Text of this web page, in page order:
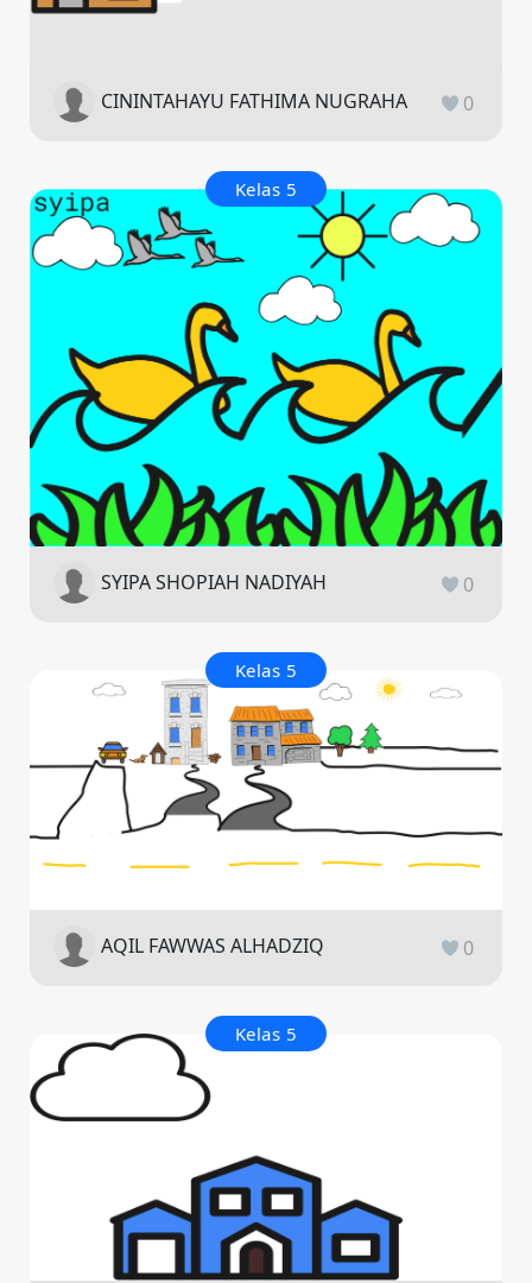
CININTAHAYU FATHIMA NUGRAHA 0
Kelas 5
SYIPA SHOPIAH NADIYAH 0
Kelas 5
AQIL FAWWAS ALHADZIQ 0
Kelas 5